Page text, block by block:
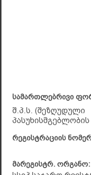
სამართლებრივი
შ.პ.ს. (შეზღუდული
რეგისტრაციის
მარეგისტრ. ორგანო: